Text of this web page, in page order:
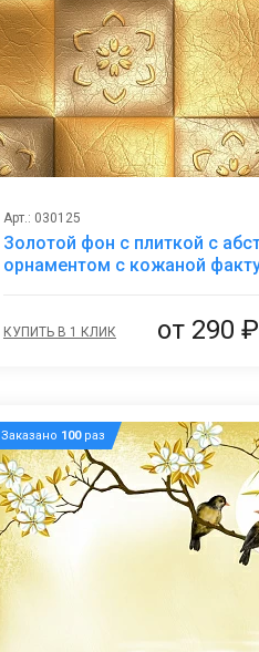
Арт.: 030125
Золотой фон с плиткой с
орнаментом с кожаной
КУПИТЬ В 1 КЛИК от290 ₽
Заказано 100раз